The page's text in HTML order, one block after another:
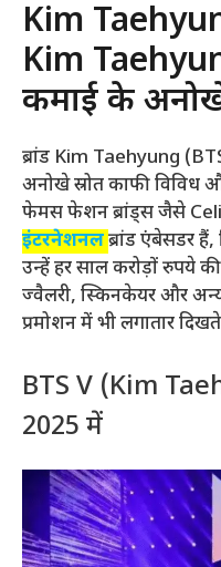
Kim
Kim
कमाई के अनोखे
ब्रांड Kim Taehyung
अनोखे स्रोत काफी विविध
फेमस फेशन ब्रांड्स जैसे
इंटरनेशनलब्रांड एंबेसडर
उन्हें हर साल करोड़ों रुपये
ज्वैलरी, स्किनकेयर और अन्य
प्रमोशन में भी लगातार
BTS V (Kim
2025 में